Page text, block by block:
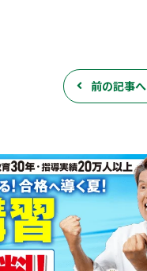
前の記事へ